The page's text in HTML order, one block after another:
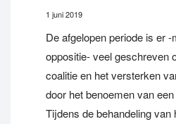
1 juni 2019
De afgelopen periode is er
oppositie- veel geschreven
coalitie en het versterken
door het benoemen van
Tijdens de behandeling van